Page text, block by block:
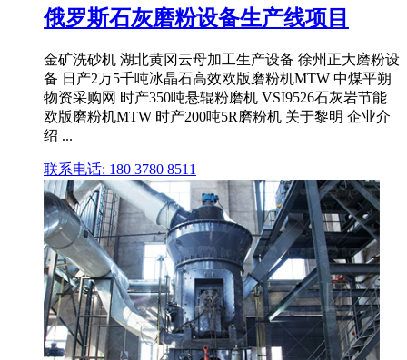
俄罗斯石灰磨粉设备生产线项目
金矿洗砂机 湖北黄冈云母加工生产设备 徐州正大磨粉设
备 日产2万5千吨冰晶石高效欧版磨粉机MTW 中煤平朔
物资采购网 时产350吨悬辊粉磨机 VSI9526石灰岩节能
欧版磨粉机MTW 时产200吨5R磨粉机 关于黎明 企业介
绍 ...
联系电话: 180 3780 8511